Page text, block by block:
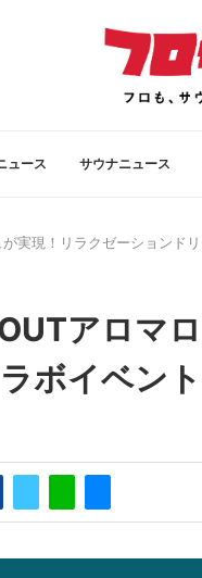
ュース サウナニュース
実現！リラクゼーションド
アロマ
ボイベン